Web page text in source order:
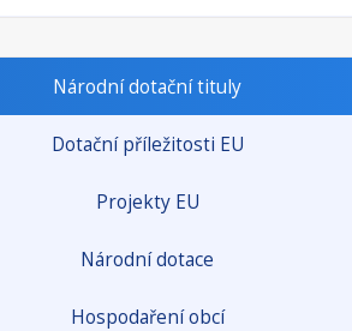
Národní dotační tituly
Dotační příležitosti EU
Projekty EU
Národní dotace
Hospodaření obcí